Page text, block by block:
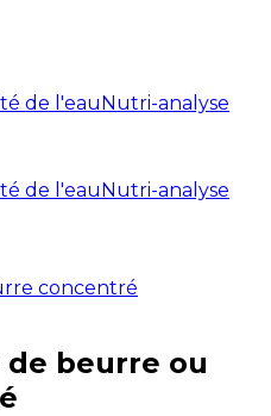
de l'eauNutri-analyse
de l'eauNutri-analyse
concentré
de beurre ou